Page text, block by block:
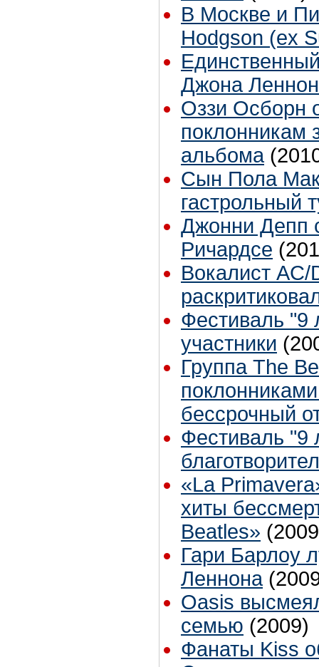
В Москве и
Hodgson (ex
Джона
Оззи Осборн
поклонникам
альбома
Сын Пола
гастрольный
Джонни Депп
Ричардсе
Вокалист AC/
Фестиваль "9
участники
Группа The
бессрочный
Фестиваль "9
«La
хиты
Beatles»
Гари Барлоу
Леннона
Oasis
семью (2009)
Фанаты Kiss